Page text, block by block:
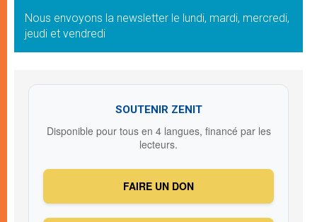
Nous envoyons la newsletter le lundi, mardi, mercredi,
jeudi et vendredi
SOUTENIR ZENIT
Disponible pour tous en 4 langues, financé par les
lecteurs.
FAIRE UN DON